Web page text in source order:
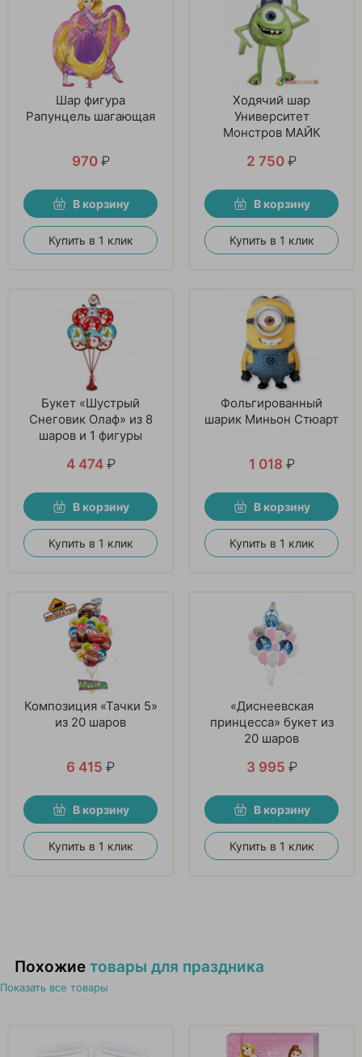
Шар фигура
Рапунцель шагающая
970 ₽
В корзину
Купить в 1 клик
Ходячий шар
Университет
Монстров МАЙК
2 750 ₽
В корзину
Купить в 1 клик
Букет «Шустрый
Снеговик Олаф» из 8
шаров и 1 фигуры
4 474 ₽
В корзину
Купить в 1 клик
Фольгированный
шарик Миньон Стюарт
1 018 ₽
В корзину
Купить в 1 клик
Композиция «Тачки 5»
из 20 шаров
6 415 ₽
В корзину
Купить в 1 клик
«Диснеевская
принцесса» букет из
20 шаров
3 995 ₽
В корзину
Купить в 1 клик
Похожие товары для праздника
Показать все товары